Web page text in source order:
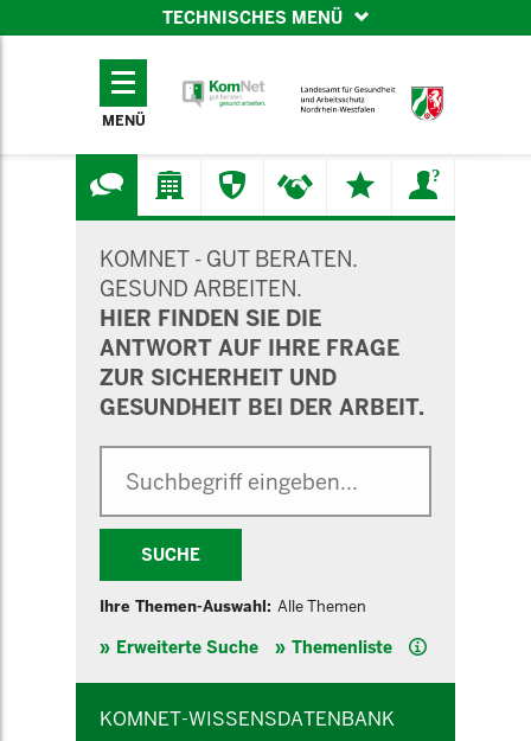
TECHNISCHES MENÜ
TECHNISCHES
MENÜ
KOMNET - GUT BERATEN.
GESUND ARBEITEN.
HIER FINDEN SIE DIE
ANTWORT AUF IHRE FRAGE
ZUR SICHERHEIT UND
GESUNDHEIT BEI DER ARBEIT.
SUCHE
Ihre Themen-Auswahl: Alle Themen
Erweiterte Suche Themenliste Hilfe
KOMNET-WISSENSDATENBANK